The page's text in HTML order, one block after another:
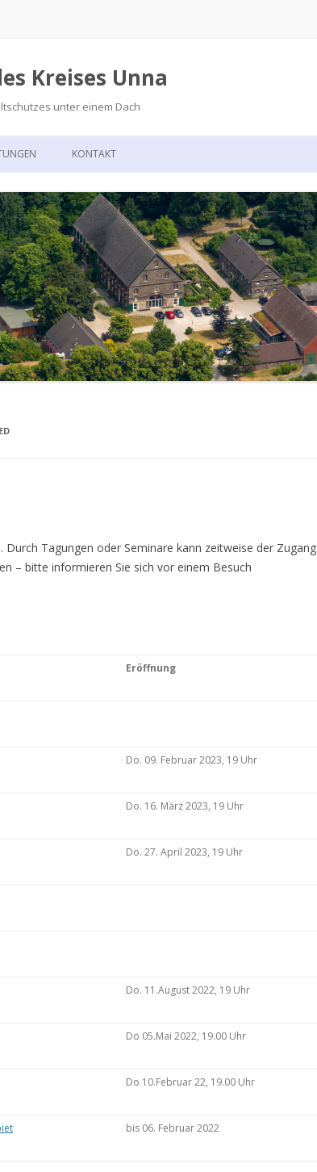
Kreises Unna
unter einem Dach
Zum
FAST
KONTAKT
Tagungen oder Seminare kann zeitweise der Zugang
– bitte informieren Sie sich vor einem Besuch
Eröffnung
Do. 09. Februar 2023, 19 Uhr
Do. 16. März 2023, 19 Uhr
Do. 27. April 2023, 19 Uhr
Do. 11.August 2022, 19 Uhr
Do 05.Mai 2022, 19.00 Uhr
Do 10.Februar 22, 19.00 Uhr
bis 06. Februar 2022